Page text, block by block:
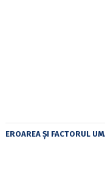
EROAREA ȘI FACTORUL